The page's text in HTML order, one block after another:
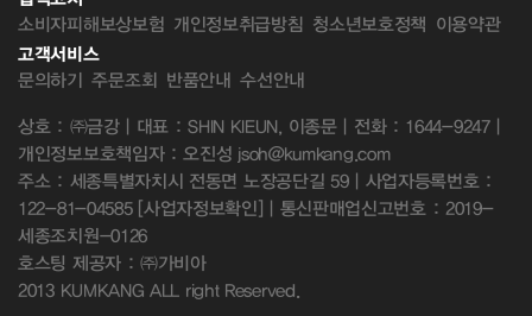
소비자피해보상보험 개인정보취급방침 청소년보호정책 이용약관
고객서비스
문의하기 주문조회 반품안내 수선안내
상호 : ㈜금강 | 대표 : SHIN KIEUN, 이종문 | 전화 : 1644-9247 |
개인정보보호책임자 : 오진성 jsoh@kumkang.com
주소 : 세종특별자치시 전동면 노장공단길 59 | 사업자등록번호 :
122-81-04585 [사업자정보확인] | 통신판매업신고번호 : 2019-
세종조치원-0126
호스팅 제공자 : ㈜가비아
2013 KUMKANG ALL right Reserved.